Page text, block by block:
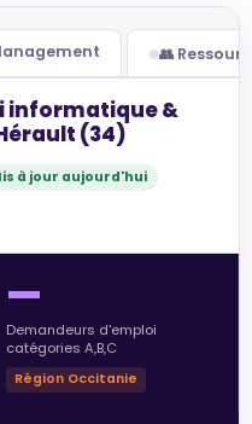
👥
informatique &
(34)
à jour aujourd'hui
—
Demandeurs d'emploi
catégories A,B,C
Région Occitanie